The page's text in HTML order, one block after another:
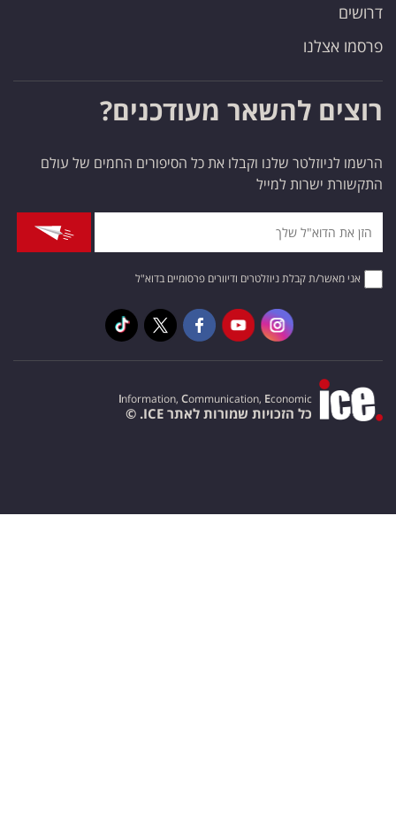
דרושים
פרסמו אצלנו
רוצים להשאר מעודכנים?
הרשמו לניוזלטר שלנו וקבלו את כל הסיפורים החמים של עולם
התקשורת ישרות למייל
אני מאשר/ת קבלת ניוזלטרים ודיוורים פרסומיים בדוא"ל
Information, Communication, Economic
כל הזכויות שמורות לאתר ICE. ©